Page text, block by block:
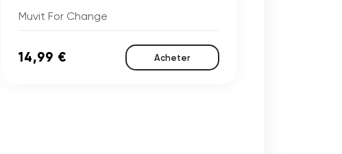
Muvit For Change
14,99 € Acheter